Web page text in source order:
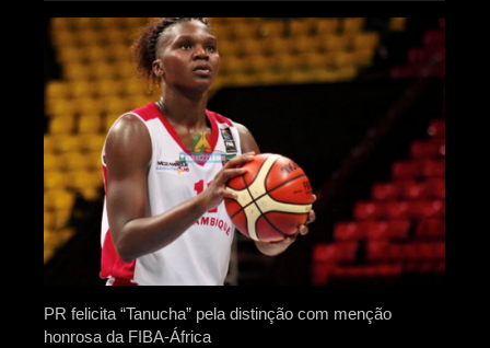
PR felicita “Tanucha” pela distinção com menção
honrosa da FIBA-África